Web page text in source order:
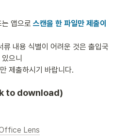
앱으로 스캔을 한 파일만 제출이
류 내용 식별이 어려운 것은 출입국
으니
제출하시기 바랍니다.
to download)
Lens